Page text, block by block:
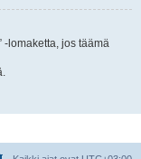
-lomaketta, jos täämä